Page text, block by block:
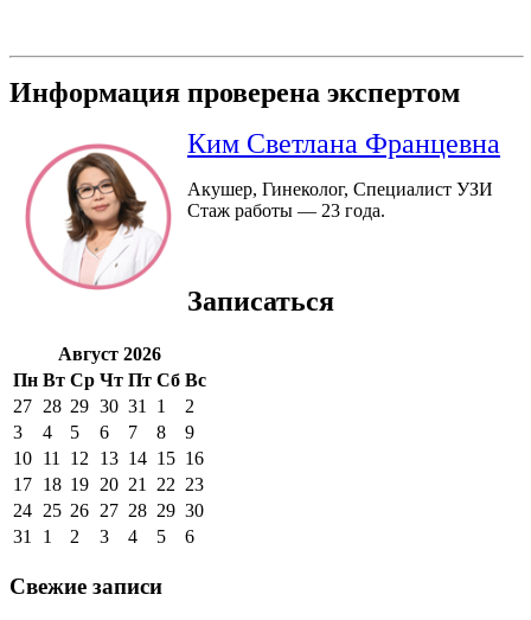
Информация проверена экспертом
Ким Светлана Францевна
Акушер, Гинеколог, Специалист УЗИ
Стаж работы — 23 года.
Записаться
Август 2026
Пн Вт Ср Чт Пт Сб Вс
27 28 29 30 31 1
2
3
4 5 6 7 8
9
10 11 12 13 14 15 16
17 18 19 20 21 22 23
24 25 26 27 28 29 30
31
1 2 3 4 5 6
Свежие записи